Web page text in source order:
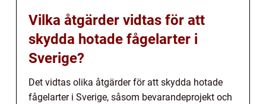
Vilka åtgärder vidtas för att
skydda hotade fågelarter i
Sverige?
Det vidtas olika åtgärder för att skydda hotade
fågelarter i Sverige, såsom bevarandeprojekt och